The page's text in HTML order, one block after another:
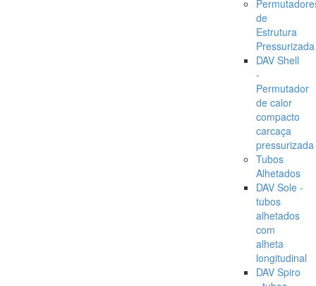
de
Estrutura
Pressurizada
DAV Shell
-
Permutador
de calor
compacto
carcaça
pressurizada
Tubos
Alhetados
DAV Sole -
tubos
alhetados
com
alheta
longitudinal
DAV Spiro